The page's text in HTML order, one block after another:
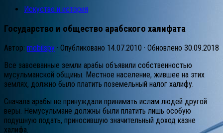
Искуство и история
Государство и общество арабского халифата
Автор: mobilspy · Опубликовано 14.07.2010 · Обновлено 30.09.2018
Все завоеванные земли арабы объявили собственностью
мусульманской общины. Местное население, жившее на этих
землях, должно было платить поземельный налог халифу.
Сначала арабы не принуждали принимать ислам людей другой
веры. Немусульмане должны были платить лишь особую
подушную подать, приносившую значительный доход казне
халифа.